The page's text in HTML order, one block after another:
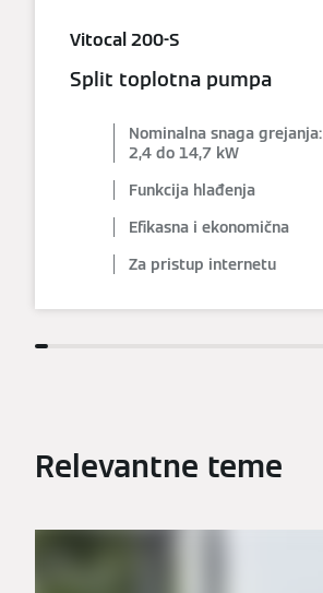
Vitocal 200-S
Split toplotna pumpa
Nominalna snaga grejanja:
2,4 do 14,7 kW
Funkcija hlađenja
Efikasna i ekonomična
Za pristup internetu
Relevantne teme